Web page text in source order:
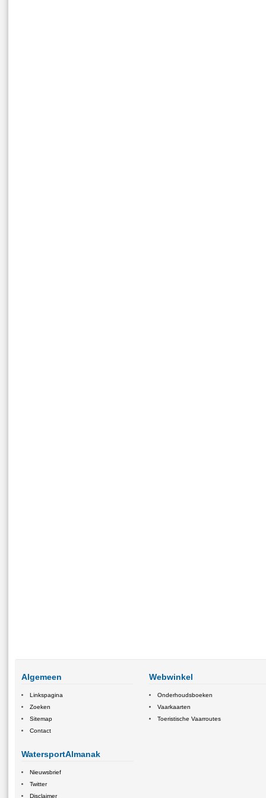
Algemeen
Linkspagina
Zoeken
Sitemap
Contact
WatersportAlmanak
Nieuwsbrief
Twitter
Disclaimer
Webwinkel
Onderhoudsboeken
Vaarkaarten
Toeristische Vaarroutes